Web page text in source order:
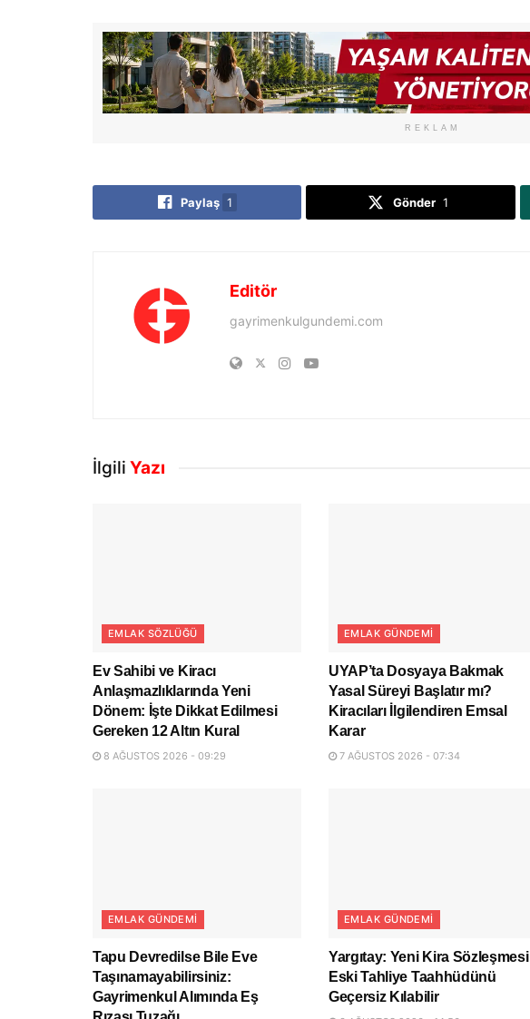
REKLAM
Paylaş 1 Gönder 1
Editör
gayrimenkulgundemi.com
İlgili Yazı
EMLAK SÖZLÜĞÜ
Ev Sahibi ve Kiracı
Anlaşmazlıklarında Yeni
Dönem: İşte Dikkat Edilmesi
Gereken 12 Altın Kural
8 AĞUSTOS 2026 - 09:29
EMLAK GÜNDEMI
UYAP’ta Dosyaya Bakmak
Yasal Süreyi Başlatır mı?
Kiracıları İlgilendiren Emsal
Karar
7 AĞUSTOS 2026 - 07:34
EMLAK GÜNDEMI
Tapu Devredilse Bile Eve
Taşınamayabilirsiniz:
Gayrimenkul Alımında Eş
EMLAK GÜNDEMI
Yargıtay: Yeni Kira Sözleşmesi
Eski Tahliye Taahhüdünü
Geçersiz Kılabilir